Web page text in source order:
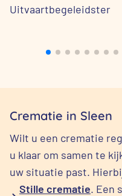
Uitvaartbegeleidster
Crematie in Sleen
Wilt u een crematie
u klaar om samen te
uw situatie past.
Stille crematie. Een